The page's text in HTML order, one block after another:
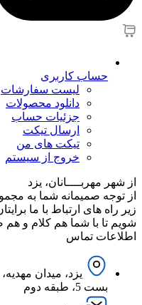
حساب کاربری
لیست سفارشات
دانلود محصولات
جزئیات حساب
ارسال تیکت
تیکت های من
خروج از سیستم
از شهر مهربــــانان، یزد
از توجه صمیمانه شما به
زیر راه های ارتباط با ما
شویم تا با شما هم کلام و
اطلاعات تماس
یزد، میدان
بست 5، طبقه دوم